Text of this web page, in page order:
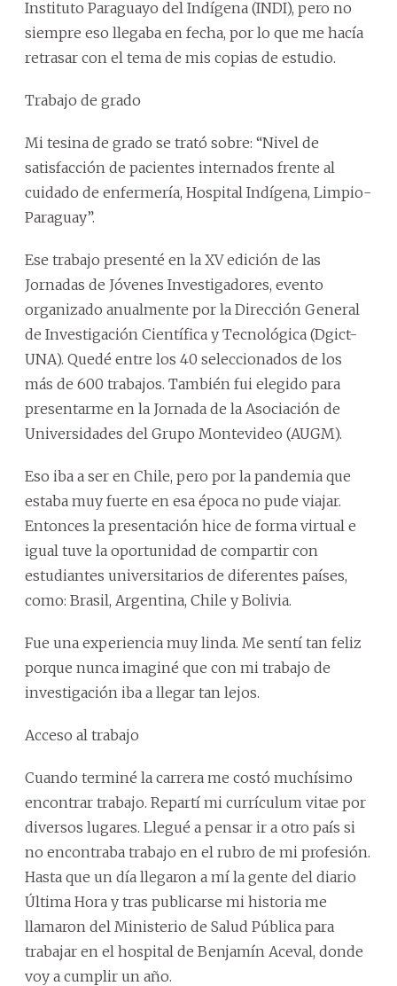
Instituto Paraguayo del Indígena (INDI), pero no
siempre eso llegaba en fecha, por lo que me hacía
retrasar con el tema de mis copias de estudio.
Trabajo de grado
Mi tesina de grado se trató sobre: “Nivel de
satisfacción de pacientes internados frente al
cuidado de enfermería, Hospital Indígena, Limpio-
Paraguay”.
Ese trabajo presenté en la XV edición de las
Jornadas de Jóvenes Investigadores, evento
organizado anualmente por la Dirección General
de Investigación Científica y Tecnológica (Dgict-
UNA). Quedé entre los 40 seleccionados de los
más de 600 trabajos. También fui elegido para
presentarme en la Jornada de la Asociación de
Universidades del Grupo Montevideo (AUGM).
Eso iba a ser en Chile, pero por la pandemia que
estaba muy fuerte en esa época no pude viajar.
Entonces la presentación hice de forma virtual e
igual tuve la oportunidad de compartir con
estudiantes universitarios de diferentes países,
como: Brasil, Argentina, Chile y Bolivia.
Fue una experiencia muy linda. Me sentí tan feliz
porque nunca imaginé que con mi trabajo de
investigación iba a llegar tan lejos.
Acceso al trabajo
Cuando terminé la carrera me costó muchísimo
encontrar trabajo. Repartí mi currículum vitae por
diversos lugares. Llegué a pensar ir a otro país si
no encontraba trabajo en el rubro de mi profesión.
Hasta que un día llegaron a mí la gente del diario
Última Hora y tras publicarse mi historia me
llamaron del Ministerio de Salud Pública para
trabajar en el hospital de Benjamín Aceval, donde
voy a cumplir un año.